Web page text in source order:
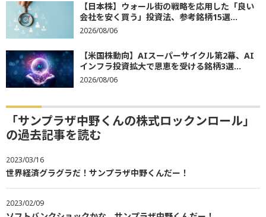
【日本株】ウォール街の戦略を応用した「良い
会社を安く買う」投資法、参考銘柄15選...
2026/08/06
【米国株動向】AIスーパーサイクル第2幕、AI
インフラ投資拡大で恩恵を受ける銘柄3選...
2026/08/06
「サンプラザ中野くんの株式ロックンロール」
の過去記事を読む
2023/03/16
世界経済グラグラだ！サンプラザ中野くんだー！
2023/02/09